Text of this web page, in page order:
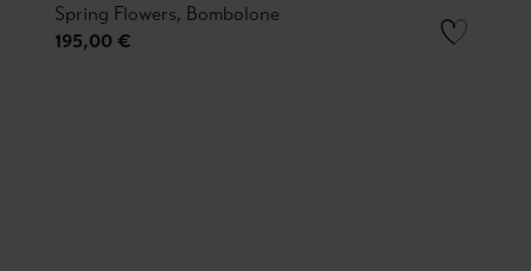
Spring Flowers, Bombolone
195,00 €